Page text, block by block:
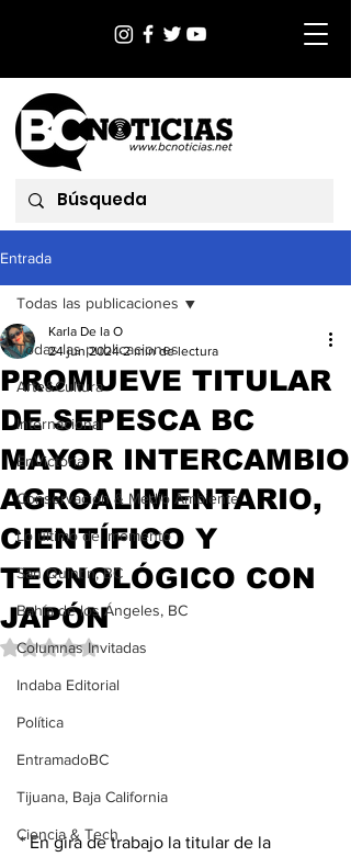
Entrada
Todas las publicaciones
Arte&Cultura
Internacional
EnVictoria
Conservación & Medio Ambiente
Lo último del momento
San Quintín, BC
Bahía de los Ángeles, BC
Columnas Invitadas
Indaba Editorial
Política
EntramadoBC
Tijuana, Baja California
Ciencia & Tech
Todas las publicaciones
PROMUEVE TITULAR
DE SEPESCA BC
MAYOR INTERCAMBIO
AGROALIMENTARIO,
CIENTÍFICO Y
TECNOLÓGICO CON
JAPÓN
Karla De la O
24 jun 2024 2 min de lectura
Obtuvo NaN de 5 estrellas.
* En gira de trabajo la titular de la